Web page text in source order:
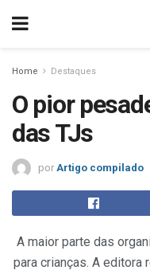
Home Destaques
O pior
das TJs
por Artigo compilado
A maior parte das
para crianças. A editora